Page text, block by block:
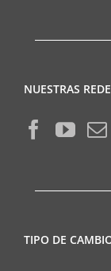
NUESTRAS
TIPO DE